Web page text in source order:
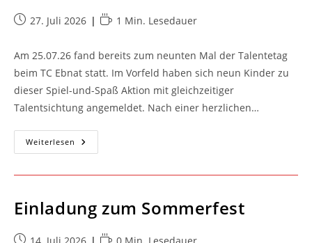
Beitrag27. Juli 2026 Lesedauer:
1 Min. Lesedauer
Am 25.07.26 fand bereits zum neunten Mal der Talentetag
beim TC Ebnat statt. Im Vorfeld haben sich neun Kinder zu
dieser Spiel-und-Spaß Aktion mit gleichzeitiger
Talentsichtung angemeldet. Nach einer herzlichen…
Weiterlesen Erfolgreicher
TCE-
Einladung zum Sommerfest
Beitrag
Lesedauer: